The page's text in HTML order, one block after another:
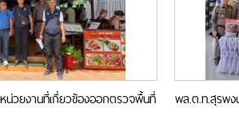
วยงานที่เกี่ยวข้องออกตรวจพื้นที่
พล.ต.ท.สุรพ